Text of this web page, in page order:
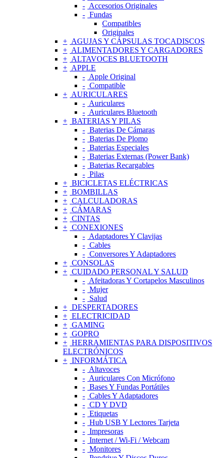
Accesorios Originales
Fundas
Compatibles
Originales
AGUJAS Y CÁPSULAS TOCADISCOS
ALIMENTADORES Y CARGADORES
ALTAVOCES BLUETOOTH
APPLE
Apple Original
Compatible
AURICULARES
Auriculares
Auriculares Bluetooth
BATERIAS Y PILAS
Baterias De Cámaras
Baterias De Plomo
Baterias Especiales
Baterias Externas (Power Bank)
Baterias Recargables
Pilas
BICICLETAS ELÉCTRICAS
BOMBILLAS
CALCULADORAS
CÁMARAS
CINTAS
CONEXIONES
Adaptadores Y Clavijas
Cables
Conversores Y Adaptadores
CONSOLAS
CUIDADO PERSONAL Y SALUD
Afeitadoras Y Cortapelos Masculinos
Mujer
Salud
DESPERTADORES
ELECTRICIDAD
GAMING
GOPRO
HERRAMIENTAS PARA DISPOSITIVOS
ELECTRÓNICOS
INFORMÁTICA
Altavoces
Auriculares Con Micrófono
Bases Y Fundas Portátiles
Cables Y Adaptadores
CD Y DVD
Etiquetas
Hub USB Y Lectores Tarjeta
Impresoras
Internet / Wi-Fi / Webcam
Monitores